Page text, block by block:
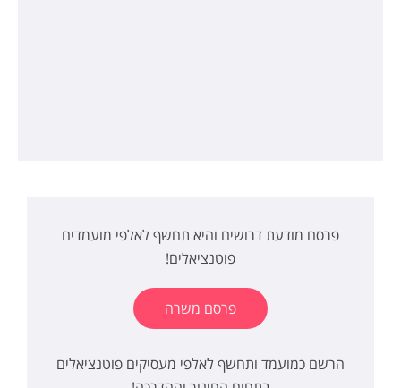
פרסם מודעת דרושים והיא תחשף לאלפי מועמדים
פוטנציאלים!
פרסם משרה
הרשם כמועמד ותחשף לאלפי מעסיקים פוטנציאלים